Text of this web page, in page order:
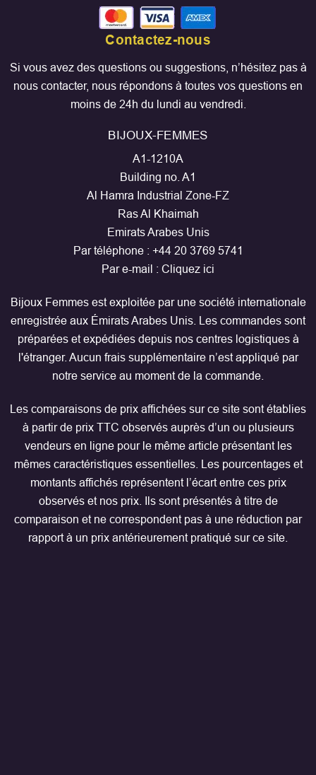
Contactez-nous
Si vous avez des questions ou suggestions, n’hésitez pas à
nous contacter, nous répondons à toutes vos questions en
moins de 24h du lundi au vendredi.
BIJOUX-FEMMES
A1-1210A
Building no. A1
Al Hamra Industrial Zone-FZ
Ras Al Khaimah
Emirats Arabes Unis
Par téléphone : +44 20 3769 5741
Par e-mail : Cliquez ici
Bijoux Femmes est exploitée par une société internationale
enregistrée aux Émirats Arabes Unis. Les commandes sont
préparées et expédiées depuis nos centres logistiques à
l'étranger. Aucun frais supplémentaire n’est appliqué par
notre service au moment de la commande.
Les comparaisons de prix affichées sur ce site sont établies
à partir de prix TTC observés auprès d’un ou plusieurs
vendeurs en ligne pour le même article présentant les
mêmes caractéristiques essentielles. Les pourcentages et
montants affichés représentent l’écart entre ces prix
observés et nos prix. Ils sont présentés à titre de
comparaison et ne correspondent pas à une réduction par
rapport à un prix antérieurement pratiqué sur ce site.